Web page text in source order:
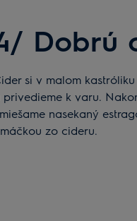
Dobrú
privedieme k varu.
nasekaný
zo cideru.